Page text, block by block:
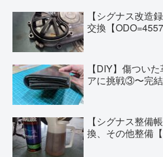
【シグナス改造
交換【
【DIY】傷つい
アに挑戦③〜完
【シグナス整備
換、その他整備